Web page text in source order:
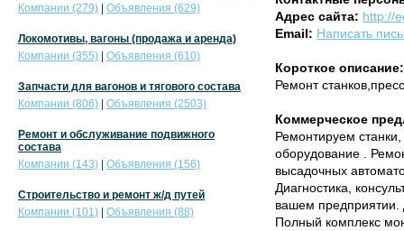
Адрес сайта: http://
Email: Написать
Короткое описание:
Ремонт
Коммерческое
Ремонтируем
оборудование .
высадочных
Диагностика,
вашем предприятии.
Полный комплекс
Компании (279)
Объявления (629)
Локомотивы, вагоны (продажа и аренда)
Компании (355)
Объявления (610)
Запчасти для вагонов и тягового состава
Компании (806)
Объявления (2503)
Ремонт и обслуживание подвижного
состава
Компании (143)
Объявления (156)
Строительство и ремонт ж/д путей
Компании (101)
Объявления (88)